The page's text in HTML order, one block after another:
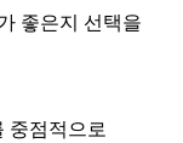
좋은지 선택을
중점적으로